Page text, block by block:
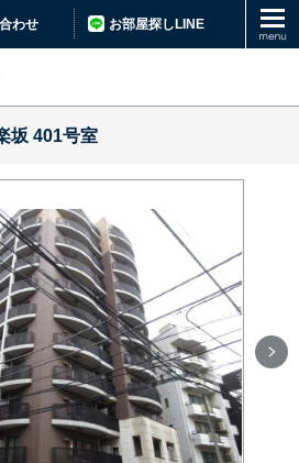
わせ お部屋探しLINE
坂 401号室